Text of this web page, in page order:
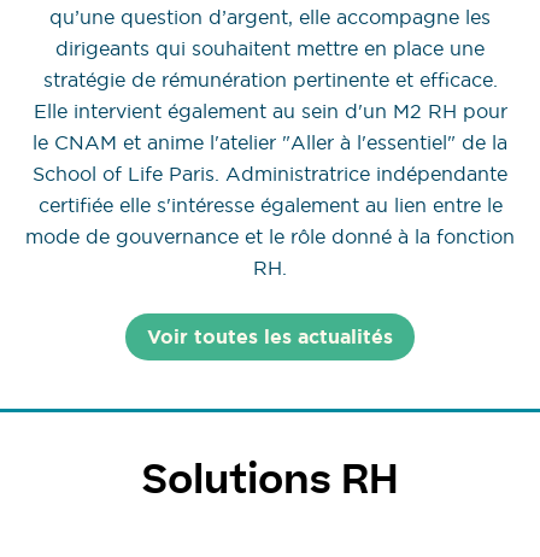
qu’une question d’argent, elle accompagne les
dirigeants qui souhaitent mettre en place une
stratégie de rémunération pertinente et efficace.
Elle intervient également au sein d'un M2 RH pour
le CNAM et anime l'atelier "Aller à l'essentiel" de la
School of Life Paris. Administratrice indépendante
certifiée elle s'intéresse également au lien entre le
mode de gouvernance et le rôle donné à la fonction
RH.
Voir toutes les actualités
Solutions RH